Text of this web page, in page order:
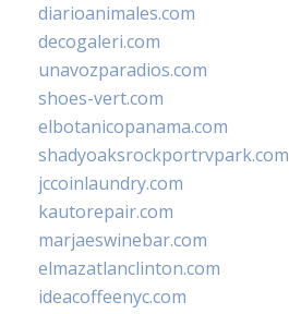
diarioanimales.com
decogaleri.com
unavozparadios.com
shoes-vert.com
elbotanicopanama.com
shadyoaksrockportrvpark.com
jccoinlaundry.com
kautorepair.com
marjaeswinebar.com
elmazatlanclinton.com
ideacoffeenyc.com